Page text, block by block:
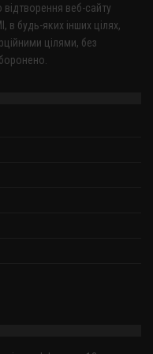
веб-сайту
в будь-яких інших цілях,
цілями, без